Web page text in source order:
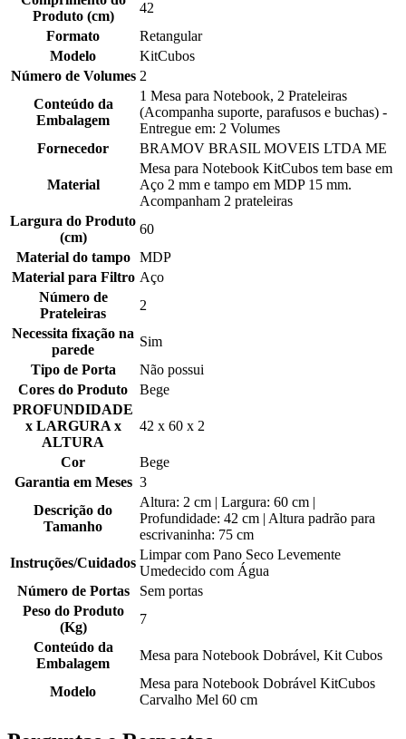
Produto (cm)
42
Formato
Retangular
Modelo
KitCubos
Número de Volumes 2
Conteúdo da
Embalagem
1 Mesa para Notebook, 2 Prateleiras
(Acompanha suporte, parafusos e buchas) -
Entregue em: 2 Volumes
Fornecedor
BRAMOV BRASIL MOVEIS LTDA ME
Material
Mesa para Notebook KitCubos tem base em
Aço 2 mm e tampo em MDP 15 mm.
Acompanham 2 prateleiras
Largura do Produto
(cm)
60
Material do tampo
MDP
Material para Filtro Aço
Número de
Prateleiras
2
Necessita fixação na
parede
Sim
Tipo de Porta
Não possui
Cores do Produto
Bege
PROFUNDIDADE
x LARGURA x
ALTURA
42 x 60 x 2
Cor
Bege
Garantia em Meses 3
Descrição do
Tamanho
Altura: 2 cm | Largura: 60 cm |
Profundidade: 42 cm | Altura padrão para
escrivaninha: 75 cm
Instruções/Cuidados
Limpar com Pano Seco Levemente
Umedecido com Água
Número de Portas
Sem portas
Peso do Produto
(Kg)
7
Conteúdo da
Embalagem
Mesa para Notebook Dobrável, Kit Cubos
Modelo
Mesa para Notebook Dobrável KitCubos
Carvalho Mel 60 cm